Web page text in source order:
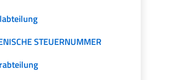
STEUERNUMMER